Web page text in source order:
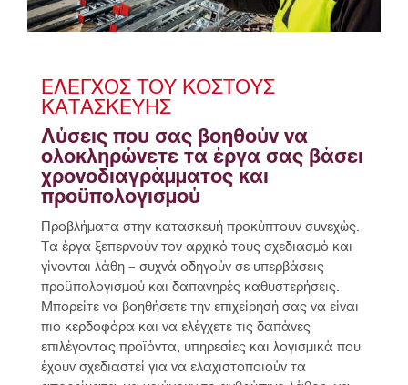
ΈΛΕΓΧΟΣ ΤΟΥ ΚΌΣΤΟΥΣ
ΚΑΤΑΣΚΕΥΉΣ
Λύσεις που σας βοηθούν να
ολοκληρώνετε τα έργα σας βάσει
χρονοδιαγράμματος και
προϋπολογισμού
Προβλήματα στην κατασκευή προκύπτουν συνεχώς.
Τα έργα ξεπερνούν τον αρχικό τους σχεδιασμό και
γίνονται λάθη – συχνά οδηγούν σε υπερβάσεις
προϋπολογισμού και δαπανηρές καθυστερήσεις.
Μπορείτε να βοηθήσετε την επιχείρησή σας να είναι
πιο κερδοφόρα και να ελέγχετε τις δαπάνες
επιλέγοντας προϊόντα, υπηρεσίες και λογισμικά που
έχουν σχεδιαστεί για να ελαχιστοποιούν τα